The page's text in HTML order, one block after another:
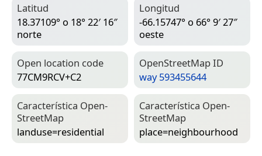
Latitud
18.37109° o 18° 22′ 16″
norte
Longitud
-66.15747° o 66° 9′ 27″
oeste
Open location code
77CM9RCV+C2
Open­Street­Map ID
way 593455644
Característica Open­
Street­Map
landuse=­residential
Característica Open­
Street­Map
place=­neighbourhood